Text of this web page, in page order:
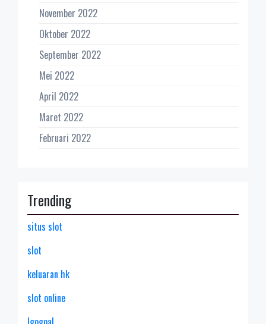
November 2022
Oktober 2022
September 2022
Mei 2022
April 2022
Maret 2022
Februari 2022
Trending
situs slot
slot
keluaran hk
slot online